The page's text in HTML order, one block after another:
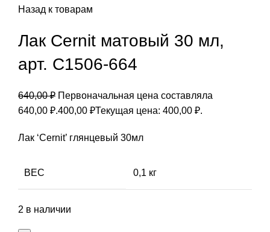
Назад к товарам
Лак Cernit матовый 30 мл,
арт. С1506-664
640,00₽ Первоначальная цена составляла
640,00 ₽.400,00 ₽Текущая цена: 400,00 ₽.
Лак ‘Cernit’ глянцевый 30мл
ВЕС 0,1 кг
2 в наличии